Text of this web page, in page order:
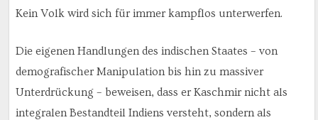
Kein Volk wird sich für immer kampflos unterwerfen.
Die eigenen Handlungen des indischen Staates – von
demografischer Manipulation bis hin zu massiver
Unterdrückung – beweisen, dass er Kaschmir nicht als
integralen Bestandteil Indiens versteht, sondern als